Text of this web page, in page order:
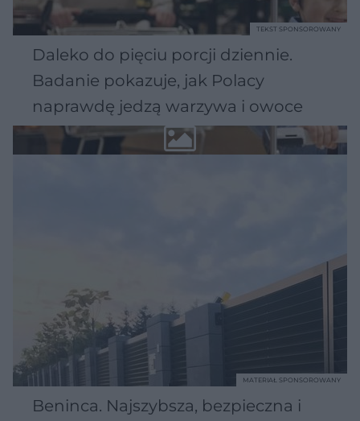
Daleko do pięciu porcji dziennie.
Badanie pokazuje, jak Polacy
naprawdę jedzą warzywa i owoce
TEKST SPONSOROWANY
Beninca. Najszybsza, bezpieczna i
MATERIAŁ SPONSOROWANY